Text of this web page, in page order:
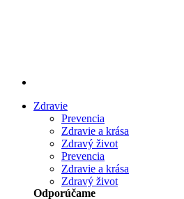
Zdravie
Prevencia
Zdravie a krása
Zdravý život
Prevencia
Zdravie a krása
Zdravý život
Odporúčame